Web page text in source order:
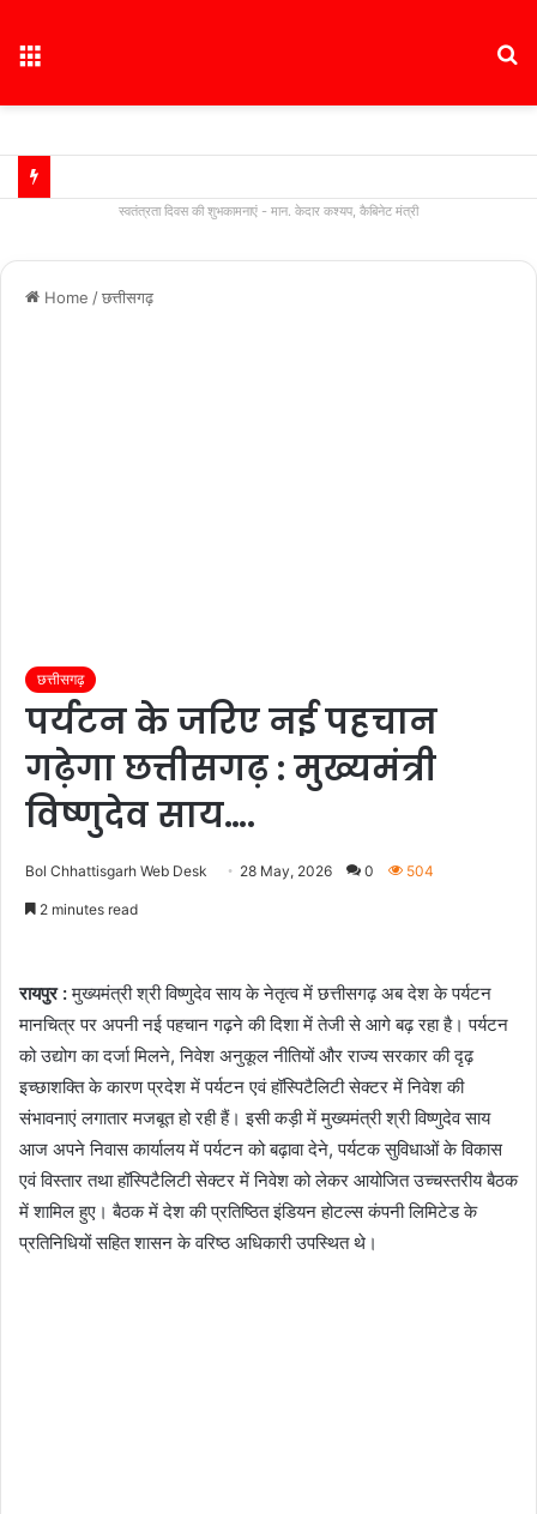
स्वतंत्रता दिवस की शुभकामनाएं - मान. केदार कश्यप, कैबिनेट मंत्री
Home /छत्तीसगढ़
छत्तीसगढ़
पर्यटन के जरिए नई पहचान
गढ़ेगा छत्तीसगढ़ : मुख्यमंत्री
विष्णुदेव साय….
Bol Chhattisgarh Web Desk 28 May, 2026 0 504
2 minutes read
रायपुर :मुख्यमंत्री श्री विष्णुदेव साय के नेतृत्व में छत्तीसगढ़ अब देश के पर्यटन
मानचित्र पर अपनी नई पहचान गढ़ने की दिशा में तेजी से आगे बढ़ रहा है। पर्यटन
को उद्योग का दर्जा मिलने, निवेश अनुकूल नीतियों और राज्य सरकार की दृढ़
इच्छाशक्ति के कारण प्रदेश में पर्यटन एवं हॉस्पिटैलिटी सेक्टर में निवेश की
संभावनाएं लगातार मजबूत हो रही हैं। इसी कड़ी में मुख्यमंत्री श्री विष्णुदेव साय
आज अपने निवास कार्यालय में पर्यटन को बढ़ावा देने, पर्यटक सुविधाओं के विकास
एवं विस्तार तथा हॉस्पिटैलिटी सेक्टर में निवेश को लेकर आयोजित उच्चस्तरीय बैठक
में शामिल हुए। बैठक में देश की प्रतिष्ठित इंडियन होटल्स कंपनी लिमिटेड के
प्रतिनिधियों सहित शासन के वरिष्ठ अधिकारी उपस्थित थे।